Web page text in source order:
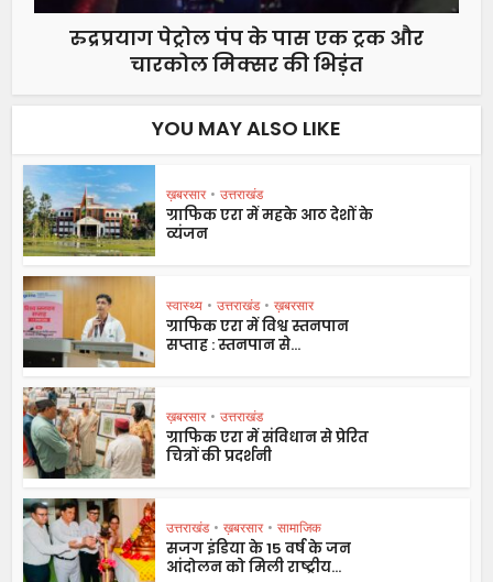
रुद्रप्रयाग पेट्रोल पंप के पास एक ट्रक और
चारकोल मिक्सर की भिड़ंत
YOU MAY ALSO LIKE
ख़बरसार • उत्तराखंड
ग्राफिक एरा में महके आठ देशों के
व्यंजन
स्वास्थ्य • उत्तराखंड • ख़बरसार
ग्राफिक एरा में विश्व स्तनपान
सप्ताह : स्तनपान से...
ख़बरसार • उत्तराखंड
ग्राफिक एरा में संविधान से प्रेरित
चित्रों की प्रदर्शनी
उत्तराखंड • ख़बरसार • सामाजिक
सजग इंडिया के 15 वर्ष के जन
आंदोलन को मिली राष्ट्रीय...